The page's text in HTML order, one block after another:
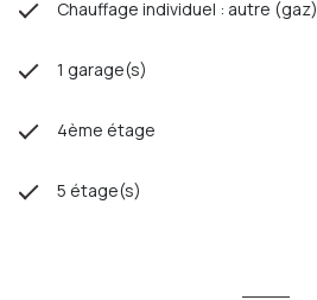
Chauffage individuel : autre (gaz)
1 garage(s)
4ème étage
5 étage(s)